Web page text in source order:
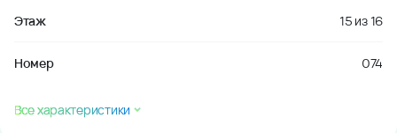
Этаж 15 из16
Номер 074
Все характеристики